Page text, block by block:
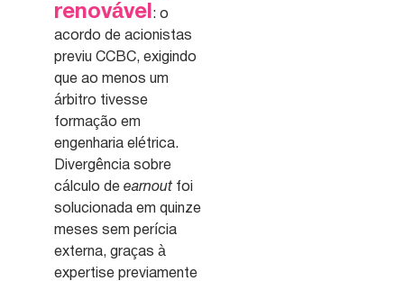
renovável : o
acordo de acionistas
previu CCBC, exigindo
que ao menos um
árbitro tivesse
formação em
engenharia elétrica.
Divergência sobre
cálculo de earnout foi
solucionada em quinze
meses sem perícia
externa, graças à
expertise previamente